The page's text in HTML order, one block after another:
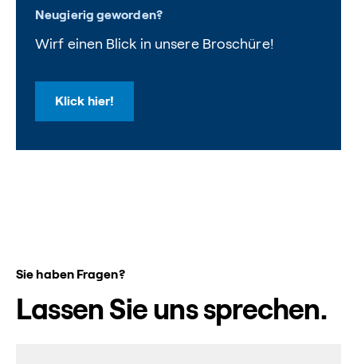
Neugierig geworden?
Wirf einen Blick in unsere Broschüre!
Klick hier!
Sie haben Fragen?
Lassen Sie uns sprechen.